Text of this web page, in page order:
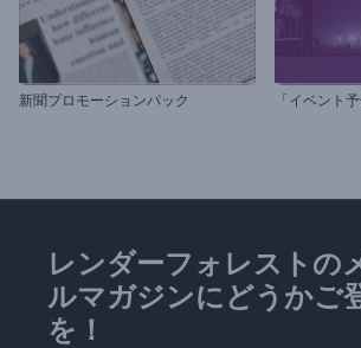
新聞プロモーションパック
レンダーフォレストの
ルマガジンにどうかご
を！